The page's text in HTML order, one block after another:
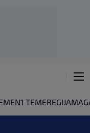
N1 TEMEREGIJA